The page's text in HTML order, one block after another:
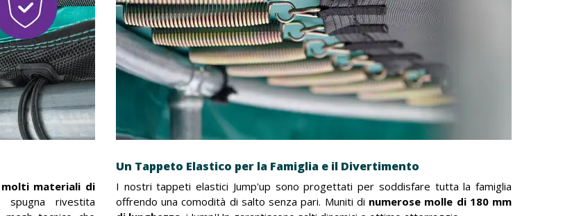
molti materiali di
rivestita
Un Tappeto Elastico per la Famiglia e il Divertimento
I nostri tappeti elastici Jump'up sono progettati per soddisfare tutta la famiglia
offrendo una comodità di salto senza pari. Muniti di numerose molle di 180 mm